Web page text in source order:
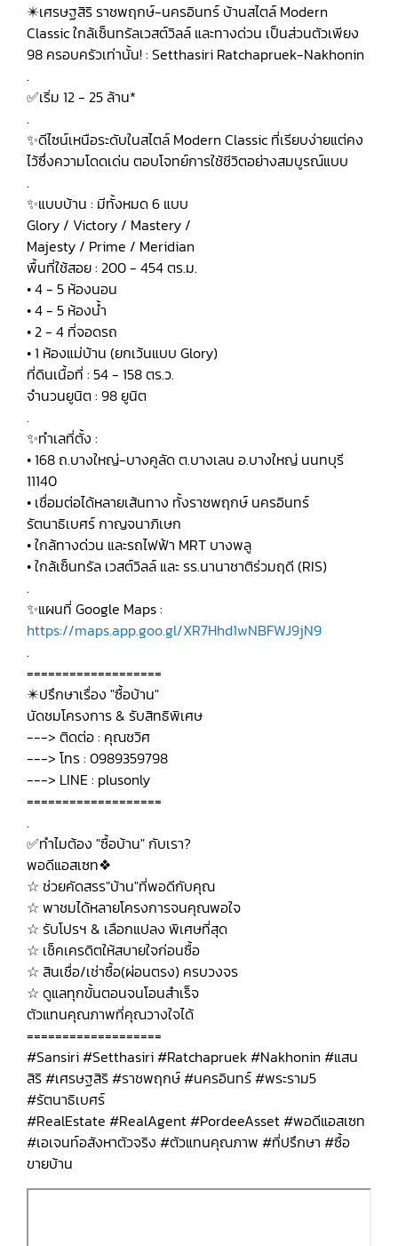
✴️เศรษฐสิริ ราชพฤกษ์-นครอินทร์ บ้านสไตล์ Modern
Classic ใกล้เซ็นทรัลเวสต์วิลล์ และทางด่วน เป็นส่วนตัวเพียง
98 ครอบครัวเท่านั้น! : Setthasiri Ratchapruek-Nakhonin
.
✅เริ่ม 12 - 25 ล้าน*
.
✨ดีไซน์เหนือระดับในสไตล์ Modern Classic ที่เรียบง่ายแต่คง
ไว้ซึ่งความโดดเด่น ตอบโจทย์การใช้ชีวิตอย่างสมบูรณ์แบบ
.
✨แบบบ้าน : มีทั้งหมด 6 แบบ
Glory / Victory / Mastery /
Majesty / Prime / Meridian
พื้นที่ใช้สอย : 200 - 454 ตร.ม.
• 4 - 5 ห้องนอน
• 4 - 5 ห้องน้ำ
• 2 - 4 ที่จอดรถ
• 1 ห้องแม่บ้าน (ยกเว้นแบบ Glory)
ที่ดินเนื้อที่ : 54 - 158 ตร.ว.
จำนวนยูนิต : 98 ยูนิต
.
✨ทำเลที่ตั้ง :
• 168 ถ.บางใหญ่-บางคูลัด ต.บางเลน อ.บางใหญ่ นนทบุรี
11140
• เชื่อมต่อได้หลายเส้นทาง ทั้งราชพฤกษ์ นครอินทร์
รัตนาธิเบศร์​ กาญจนาภิเษก
• ใกล้ทางด่วน และรถไฟฟ้า MRT บางพลู
• ใกล้เซ็นทรัล เวสต์วิลล์ และ รร.นานาชาติร่วมฤดี (RIS)
.
✨แผนที่ Google Maps :
https://maps.app.goo.gl/XR7Hhd1wNBFWJ9jN9
.
===================
✴️ปรึกษาเรื่อง "ซื้อบ้าน"
นัดชมโครงการ & รับสิทธิพิเศษ
---> ติดต่อ : คุณชวิศ
---> โทร : 0989359798
---> LINE : plusonly
===================
.
✅ทำไมต้อง "ซื้อบ้าน" กับเรา?
พอดีแอสเซท❖
☆ ช่วยคัดสรร"บ้าน"ที่พอดีกับคุณ
☆ พาชมได้หลายโครงการจนคุณพอใจ
☆ รับโปรฯ & เลือกแปลง พิเศษที่สุด
☆ เช็คเครดิตให้สบายใจก่อนซื้อ
☆ สินเชื่อ/เช่าซื้อ(ผ่อนตรง) ครบวงจร
☆ ดูแลทุกขั้นตอนจนโอนสำเร็จ
ตัวแทนคุณภาพที่คุณวางใจได้
===================
#Sansiri #Setthasiri #Ratchapruek #Nakhonin #แสน
สิริ #เศรษฐสิริ #ราชพฤกษ์ #นครอินทร์ #พระราม5
#รัตนาธิเบศร์
#RealEstate #RealAgent #PordeeAsset #พอดีแอสเซท
#เอเจนท์อสังหาตัวจริง #ตัวแทนคุณภาพ #ที่ปรึกษา #ซื้อ
ขายบ้าน